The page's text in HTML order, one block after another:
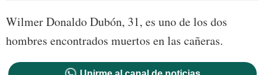
Wilmer Donaldo Dubón, 31, es uno de los dos
hombres encontrados muertos en las cañeras.